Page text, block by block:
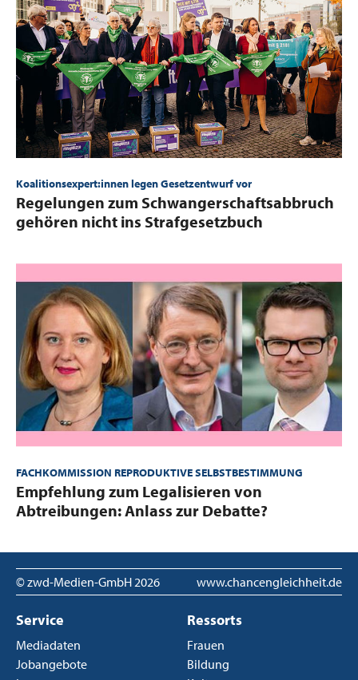
Koalitionsexpert:innen legen Gesetzentwurf vor
:Regelungen zum Schwangerschaftsabbruch
gehören nicht ins Strafgesetzbuch
FACHKOMMISSION REPRODUKTIVE SELBSTBESTIMMUNG
:Empfehlung zum Legalisieren von
Abtreibungen: Anlass zur Debatte?
© zwd-Medien-GmbH 2026 www.chancengleichheit.de
Service
Mediadaten
Jobangebote
Ressorts
Frauen
Bildung